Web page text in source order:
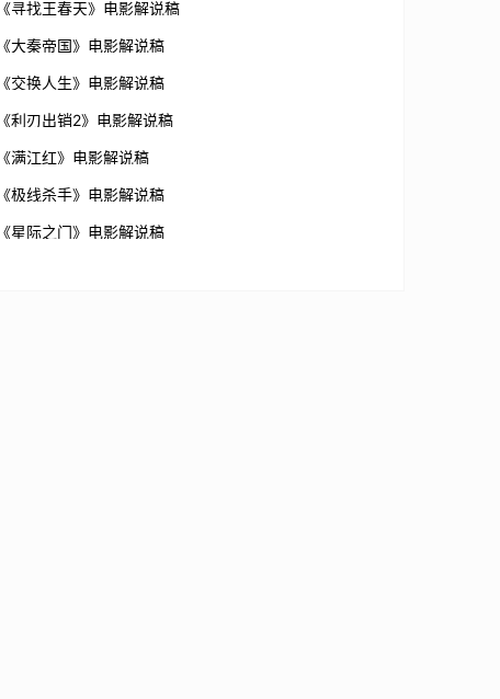
《寻找王春天》电影解说稿
《大秦帝国》电影解说稿
《交换人生》电影解说稿
《利刃出销2》电影解说稿
《满江红》电影解说稿
《极线杀手》电影解说稿
《星际之门》电影解说稿